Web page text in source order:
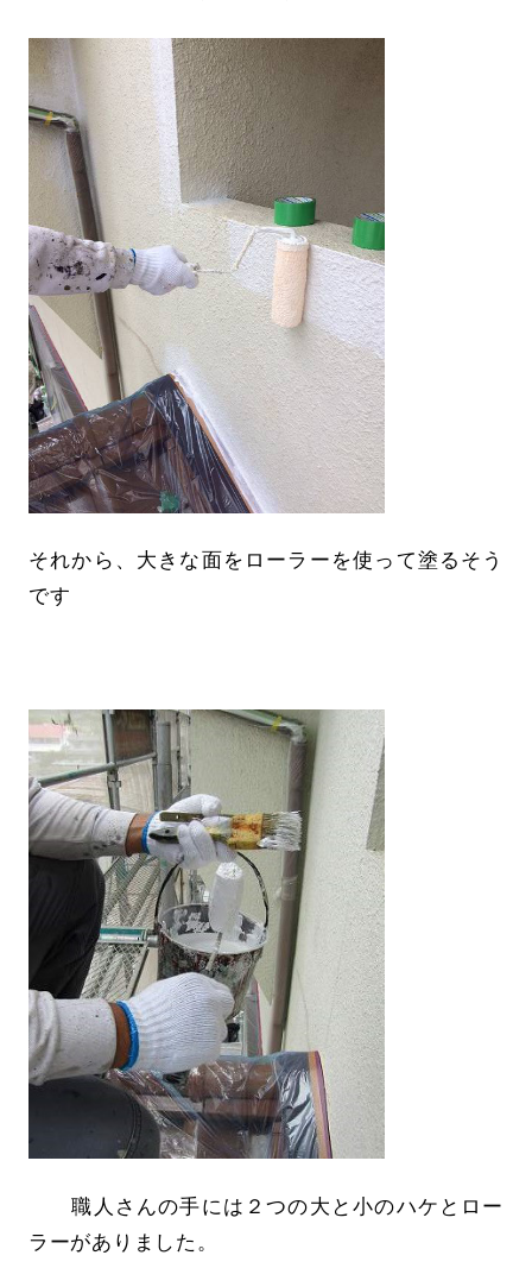
それから、大きな面をローラーを使って塗るそう
です
職人さんの手には２つの大と小のハケとロー
ラーがありました。